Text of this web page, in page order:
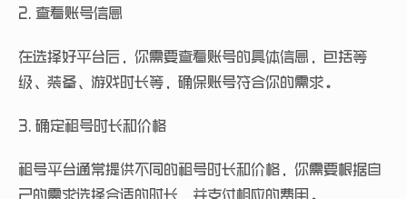
2. 查看账号信息
在选择好平台后，你需要查看账号的具体信息，包括等
级、装备、游戏时长等，确保账号符合你的需求。
3. 确定租号时长和价格
租号平台通常提供不同的租号时长和价格，你需要根据自